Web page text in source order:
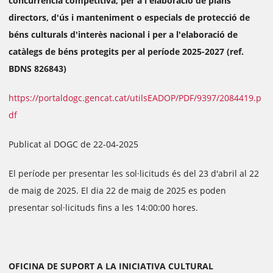
directors, d'ús i manteniment o especials de protecció de
béns culturals d'interès nacional i per a l'elaboració de
catàlegs de béns protegits per al període 2025-2027 (ref.
BDNS 826843)
https://portaldogc.gencat.cat/utilsEADOP/PDF/9397/2084419.p
df
Publicat al DOGC de 22-04-2025
El període per presentar les sol·licituds és del 23 d'abril al 22
de maig de 2025. El dia 22 de maig de 2025 es poden
presentar sol·licituds fins a les 14:00:00 hores.
OFICINA DE SUPORT A LA INICIATIVA CULTURAL